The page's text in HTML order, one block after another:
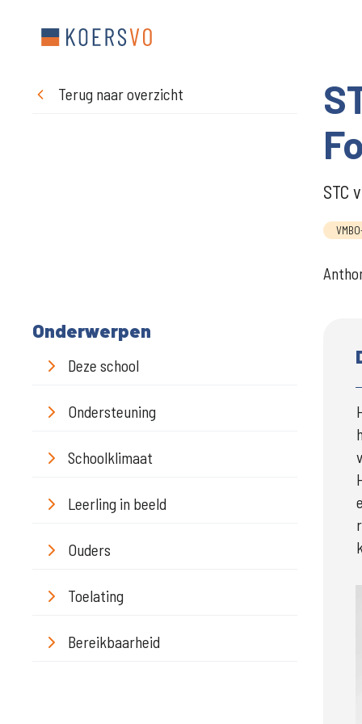
Terug naar overzicht
STC
Onderwerpen
Deze school
Ondersteuning
Schoolklimaat
Leerling in beeld
Ouders
Toelating
Bereikbaarheid